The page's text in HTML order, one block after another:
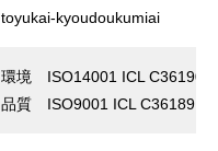
toyukai-kyoudoukumiai
環境 ISO14001 ICL C36190
品質 ISO9001 ICL C36189